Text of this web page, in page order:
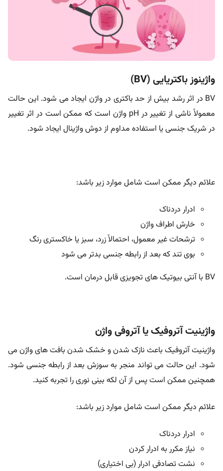
واژینوز باکتریایی (BV)
BV در اثر رشد بیش از حد باکتری در واژن ایجاد می شود. این حالت
معمولاً ناشی از تغییر در pH واژن است که ممکن است در اثر تغییر
در شریک جنسی یا استفاده مداوم از دوش واژینال ایجاد شود.
علائم دیگر ممکن است شامل موارد زیر باشد:
ادرار دردناک
خارش اطراف واژن
ترشحات غیر معمول، احتمالاً زرد، سبز یا خاکستری رنگ
بوی تند که بعد از رابطه جنسی بدتر می شود
BV با آنتی بیوتیک های تجویزی قابل درمان است.
واژینیت آتروفیک یا آتروفی واژن
واژینیت آتروفیک باعث نازک شدن و خشک شدن بافت های واژن می
شود. این حالت می تواند منجر به سوزش بعد از رابطه جنسی شود.
همچنین ممکن است پس از آن لکه بینی نوری را تجربه کنید.
علائم دیگر ممکن است شامل موارد زیر باشد:
ادرار دردناک
نیاز مکرر به ادرار کردن
نشت تصادفی ادرار (بی اختیاری)